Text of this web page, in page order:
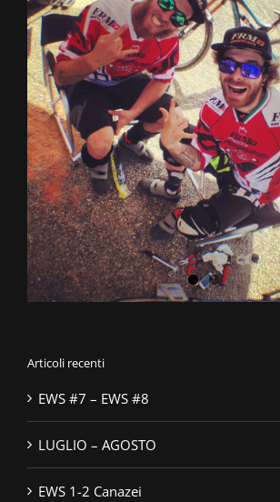
Articoli recenti
EWS #7 – EWS #8
LUGLIO – AGOSTO
EWS 1-2 Canazei